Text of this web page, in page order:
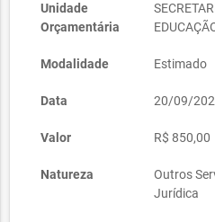
Unidade
Orçamentária
Modalidade Estimado
Data 20/09/
Valor R$ 850,00
Natureza
Outros
Jurídica